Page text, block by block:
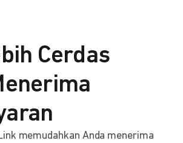
Cerdas
memudahkan Anda menerima